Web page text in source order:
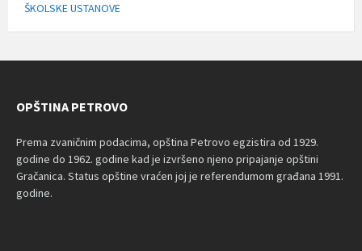
ŠKOLSKE USTANOVE
OPŠTINA PETROVO
Prema zvaničnim podacima, opština Petrovo egzistira od 1929.
godine do 1962. godine kad je izvršeno njeno pripajanje opštini
Gračanica. Status opštine vraćen joj je referendumom građana 1991.
godine.